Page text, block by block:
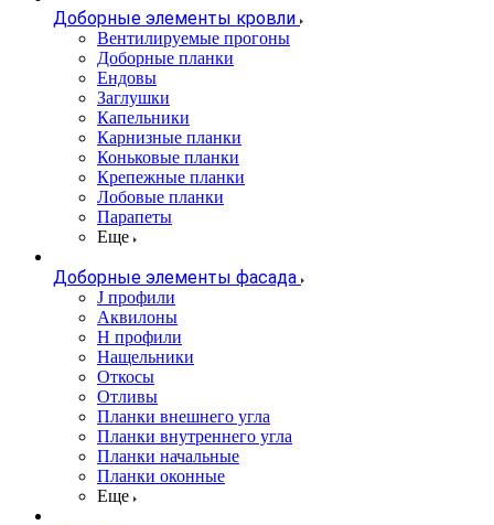
Доборные элементы кровли
Вентилируемые прогоны
Доборные планки
Ендовы
Заглушки
Капельники
Карнизные планки
Коньковые планки
Крепежные планки
Лобовые планки
Парапеты
Еще
Доборные элементы фасада
J профили
Аквилоны
Н профили
Нащельники
Откосы
Отливы
Планки внешнего угла
Планки внутреннего угла
Планки начальные
Планки оконные
Еще